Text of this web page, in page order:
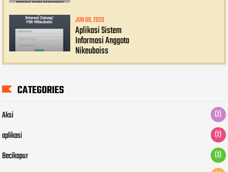
JUN 09, 2020
Aplikasi Sistem
Informasi Anggota
Nikeubaiss
CATEGORIES
Aksi (2)
aplikasi (2)
Becikapur (3)